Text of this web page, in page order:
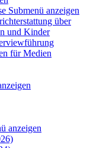
Submenü anzeigen
über
und Kinder
für Medien
anzeigen